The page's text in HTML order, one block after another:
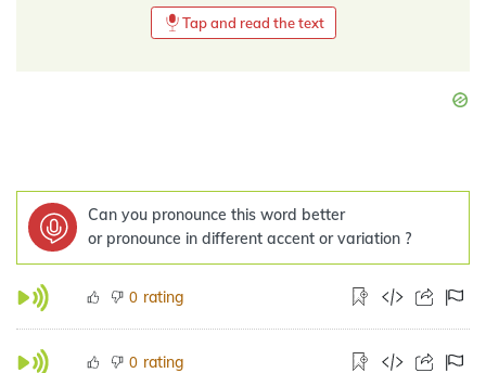
Tap and read the text
Can you pronounce this word better
or pronounce in different accent or variation ?
0 rating
0 rating